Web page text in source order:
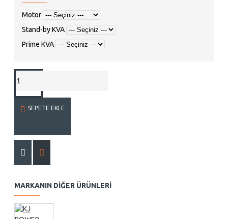
Motor
Stand-by KVA
Prime KVA
SEPETE EKLE
MARKANIN DIĞER ÜRÜNLERI